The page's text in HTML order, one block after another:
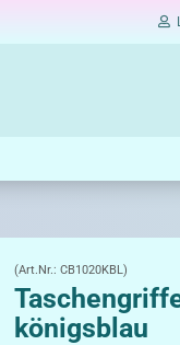
(Art.Nr.: CB1020KBL)
königsblau